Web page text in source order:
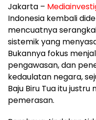
Jakarta –
Indonesia kembali
mencuatnya
sistemik yang
Bukannya fokus
pengawasan, dan
kedaulatan negara,
Baju Biru Tua itu
pemerasan.